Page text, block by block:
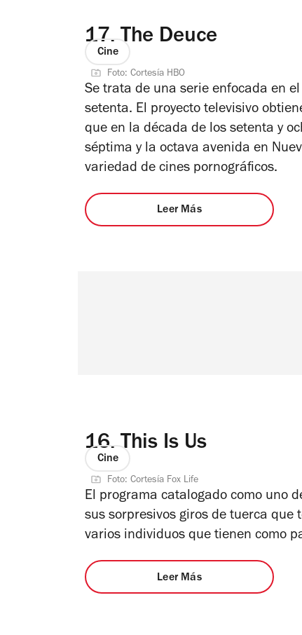
17. The Deuce
Cine
Foto: Cortesía HBO
Se trata de una serie enfocada en
setenta. El proyecto televisivo
que en la década de los setenta y
séptima y la octava avenida en
variedad de cines pornográficos.
Leer Más
16. This Is Us
Cine
Foto: Cortesía Fox Life
El programa catalogado como uno
sus sorpresivos giros de tuerca
varios individuos que tienen como
Leer Más